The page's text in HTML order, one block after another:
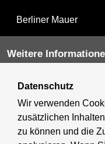
Berliner Mauer
Weitere
Kultur & Ausgehen
Tourismus
Datenschutz
Wir verwenden
zusätzlichen
zu können und die